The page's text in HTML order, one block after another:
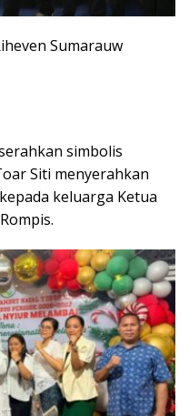
Sumarauw
simbolis
Siti menyerahkan
keluarga Ketua